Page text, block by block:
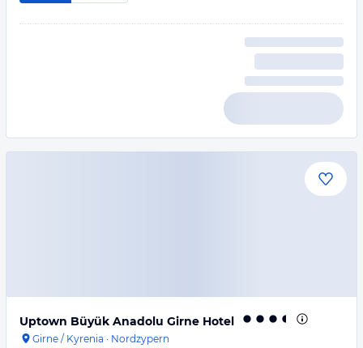
Uptown Büyük Anadolu Girne Hotel
Girne / Kyrenia · Nordzypern